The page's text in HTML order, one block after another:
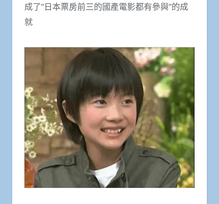
成了”日本票房前三的國產電影都有參與”的成
就